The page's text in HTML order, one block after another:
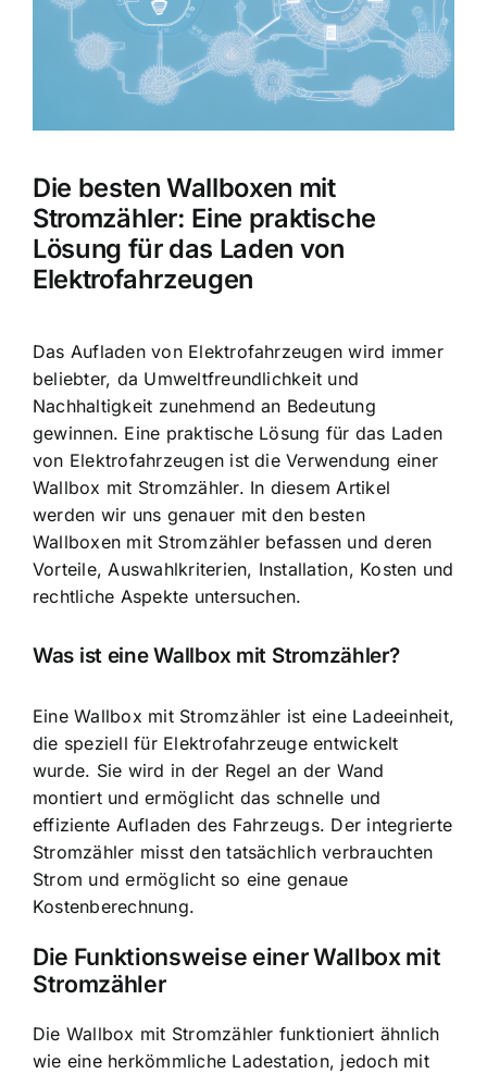
Die besten Wallboxen mit
Stromzähler: Eine praktische
Lösung für das Laden von
Elektrofahrzeugen
Das Aufladen von Elektrofahrzeugen wird immer
beliebter, da Umweltfreundlichkeit und
Nachhaltigkeit zunehmend an Bedeutung
gewinnen. Eine praktische Lösung für das Laden
von Elektrofahrzeugen ist die Verwendung einer
Wallbox mit Stromzähler. In diesem Artikel
werden wir uns genauer mit den besten
Wallboxen mit Stromzähler befassen und deren
Vorteile, Auswahlkriterien, Installation, Kosten und
rechtliche Aspekte untersuchen.
Was ist eine Wallbox mit Stromzähler?
Eine Wallbox mit Stromzähler ist eine Ladeeinheit,
die speziell für Elektrofahrzeuge entwickelt
wurde. Sie wird in der Regel an der Wand
montiert und ermöglicht das schnelle und
effiziente Aufladen des Fahrzeugs. Der integrierte
Stromzähler misst den tatsächlich verbrauchten
Strom und ermöglicht so eine genaue
Kostenberechnung.
Die Funktionsweise einer Wallbox mit
Stromzähler
Die Wallbox mit Stromzähler funktioniert ähnlich
wie eine herkömmliche Ladestation, jedoch mit